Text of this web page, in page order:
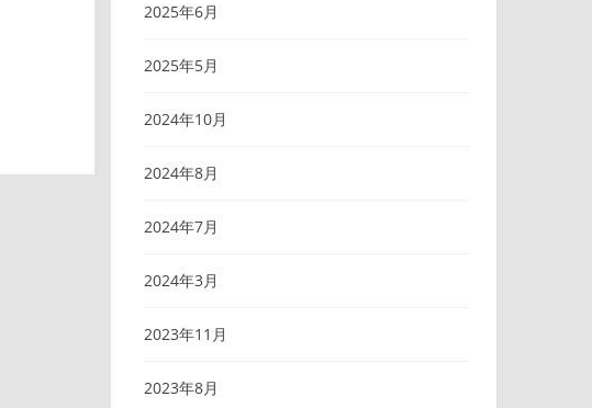
2025年6月
2025年5月
2024年10月
2024年8月
2024年7月
2024年3月
2023年11月
2023年8月